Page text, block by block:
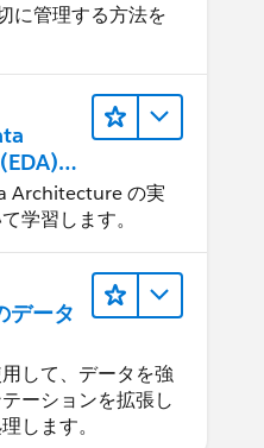
に管理する方法を
Architecture の実
学習します。
データ
して、データを強
ーションを拡張し
します。